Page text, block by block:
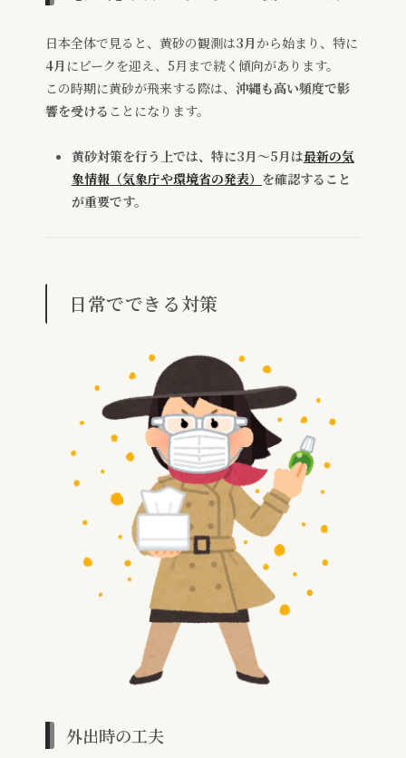
日本全体で見ると、黄砂の観測は3月 から始まり、特に
4月 にピークを迎え、5月まで続く傾向があります。
この時期に黄砂が飛来する際は、 沖縄も高い頻度で影
響を受ける ことになります。
黄砂対策を行う上では、特に3月～5月は最新の気
象情報（気象庁や環境省の発表） を確認すること
が重要です。
日常でできる対策
外出時の工夫